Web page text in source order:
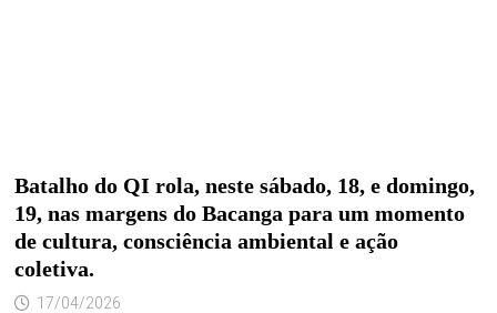
Batalho do QI rola, neste sábado, 18, e domingo,
19, nas margens do Bacanga para um momento
de cultura, consciência ambiental e ação
coletiva.
17/04/2026